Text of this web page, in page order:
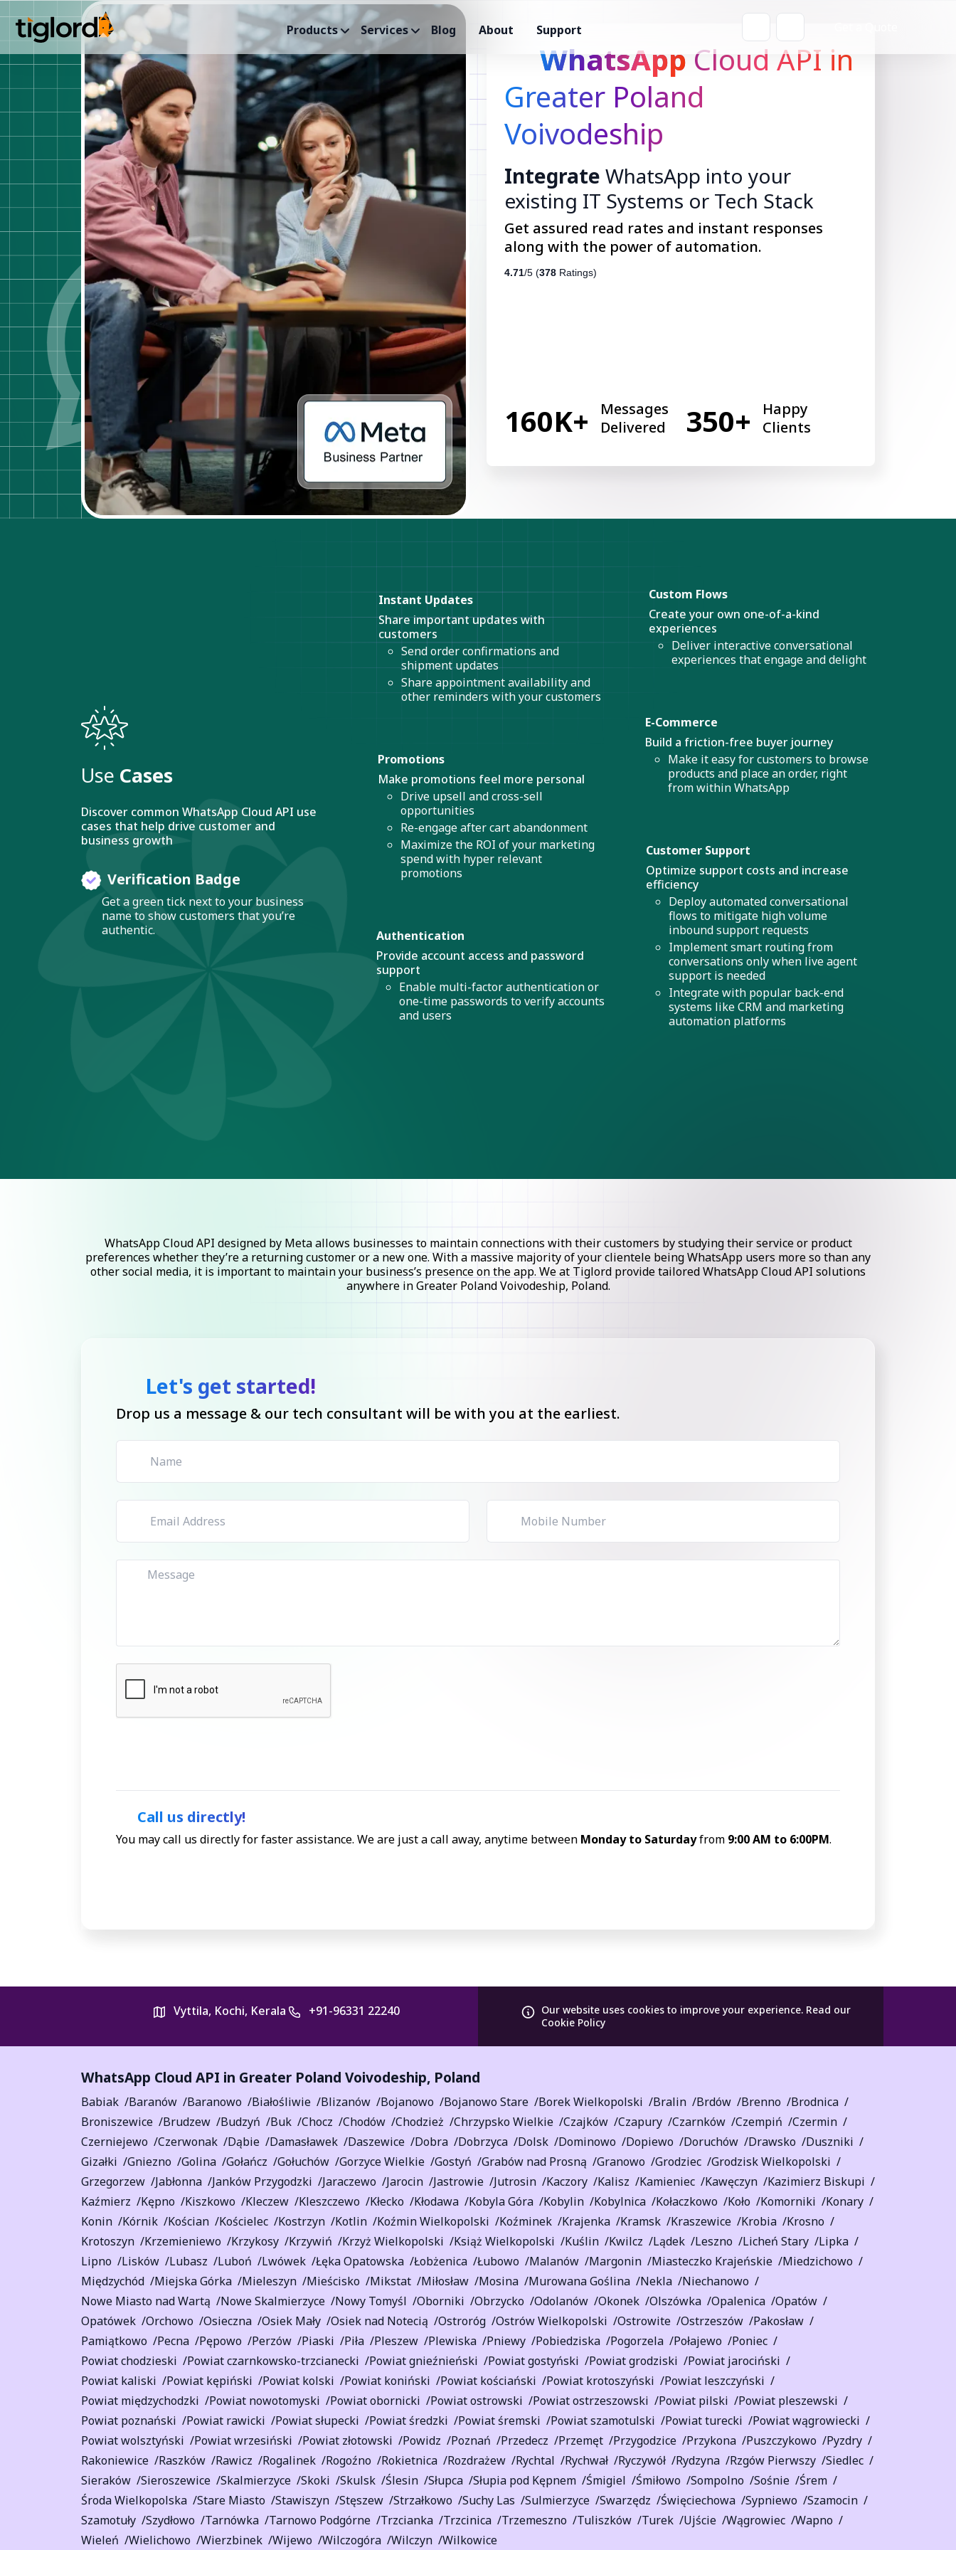
Products Services Blog About Support
WhatsApp Cloud API in
Greater Poland
Voivodeship
Integrate WhatsApp into your
existing IT Systems or Tech Stack
Get assured read rates and instant responses
along with the power of automation.
4.71/5 (378 Ratings)
160K+
Messages
Delivered
350+
Happy
Clients
Use Cases
Discover common WhatsApp Cloud API use
cases that help drive customer and
business growth
Verification Badge
Get a green tick next to your business
name to show customers that you’re
authentic.
Instant Updates
Share important updates with
customers
Send order confirmations and
shipment updates
Share appointment availability and
other reminders with your customers
Promotions
Make promotions feel more personal
Drive upsell and cross-sell
opportunities
Re-engage after cart abandonment
Maximize the ROI of your marketing
spend with hyper relevant
promotions
Authentication
Provide account access and password
support
Enable multi-factor authentication or
one-time passwords to verify accounts
and users
Custom Flows
Create your own one-of-a-kind
experiences
Deliver interactive conversational
experiences that engage and delight
E-Commerce
Build a friction-free buyer journey
Make it easy for customers to browse
products and place an order, right
from within WhatsApp
Customer Support
Optimize support costs and increase
efficiency
Deploy automated conversational
flows to mitigate high volume
inbound support requests
Implement smart routing from
conversations only when live agent
support is needed
Integrate with popular back-end
systems like CRM and marketing
automation platforms
WhatsApp Cloud API designed by Meta allows businesses to maintain connections with their customers by studying their service or product
preferences whether they’re a returning customer or a new one. With a massive majority of your clientele being WhatsApp users more so than any
other social media, it is important to maintain your business’s presence on the app. We at Tiglord provide tailored WhatsApp Cloud API solutions
anywhere in Greater Poland Voivodeship, Poland.
Let's get started!
Drop us a message & our tech consultant will be with you at the earliest.
Call us directly!
You may call us directly for faster assistance. We are just a call away, anytime between Monday to Saturdayfrom 9:00 AM to 6:00PM.
Vyttila, Kochi, Kerala +91-96331 22240 Our website uses cookies to improve your experience. Read our
Cookie Policy
WhatsApp Cloud API in Greater Poland Voivodeship, Poland
Babiak Baranów Baranowo Białośliwie Blizanów Bojanowo Bojanowo Stare Borek Wielkopolski Bralin Brdów Brenno
Brodnica
Broniszewice
Brudzew Budzyń Buk Chocz Chodów Chodzież Chrzypsko Wielkie Czajków Czapury Czarnków Czempiń
Czermin
Czerniejewo
Czerwonak Dąbie Damasławek Daszewice Dobra Dobrzyca Dolsk Dominowo Dopiewo Doruchów Drawsko
Duszniki
Gizałki
Gniezno Golina Gołańcz Gołuchów Gorzyce Wielkie Gostyń Grabów nad Prosną Granowo Grodziec
Grodzisk Wielkopolski
Grzegorzew
Jabłonna Janków Przygodzki Jaraczewo Jarocin Jastrowie Jutrosin Kaczory Kalisz Kamieniec Kawęczyn
Kazimierz Biskupi
Kaźmierz
Kępno Kiszkowo Kleczew Kleszczewo Kłecko Kłodawa Kobyla Góra Kobylin Kobylnica Kołaczkowo Koło Komorniki
Konary
Konin
Kórnik Kościan Kościelec Kostrzyn Kotlin Koźmin Wielkopolski Koźminek Krajenka Kramsk Kraszewice Krobia
Krosno
Krotoszyn
Krzemieniewo Krzykosy Krzywiń Krzyż Wielkopolski Książ Wielkopolski Kuślin Kwilcz Lądek Leszno Licheń Stary
Lipka
Lipno
Lisków Lubasz Luboń Lwówek Łęka Opatowska Łobżenica Łubowo Malanów Margonin Miasteczko Krajeńskie
Miedzichowo
Międzychód
Miejska Górka Mieleszyn Mieścisko Mikstat Miłosław Mosina Murowana Goślina Nekla
Niechanowo
Nowe Miasto nad Wartą
Nowe Skalmierzyce Nowy Tomyśl Oborniki Obrzycko Odolanów Okonek Olszówka Opalenica
Opatów
Opatówek
Orchowo Osieczna Osiek Mały Osiek nad Notecią Ostroróg Ostrów Wielkopolski Ostrowite Ostrzeszów
Pakosław
Pamiątkowo
Pecna Pępowo Perzów Piaski Piła Pleszew Plewiska Pniewy Pobiedziska Pogorzela Połajewo
Poniec
Powiat chodzieski
Powiat czarnkowsko-trzcianecki Powiat gnieźnieński Powiat gostyński Powiat grodziski
Powiat jarociński
Powiat kaliski
Powiat kępiński Powiat kolski Powiat koniński Powiat kościański Powiat krotoszyński
Powiat leszczyński
Powiat międzychodzki
Powiat nowotomyski Powiat obornicki Powiat ostrowski Powiat ostrzeszowski Powiat pilski
Powiat pleszewski
Powiat poznański
Powiat rawicki Powiat słupecki Powiat średzki Powiat śremski Powiat szamotulski Powiat turecki
Powiat wągrowiecki
Powiat wolsztyński
Powiat wrzesiński Powiat złotowski Powidz Poznań Przedecz Przemęt Przygodzice Przykona Puszczykowo
Pyzdry
Rakoniewice
Raszków Rawicz Rogalinek Rogoźno Rokietnica Rozdrażew Rychtal Rychwał Ryczywół Rydzyna Rzgów Pierwszy
Siedlec
Sieraków
Sieroszewice Skalmierzyce Skoki Skulsk Ślesin Słupca Słupia pod Kępnem Śmigiel Śmiłowo Sompolno Sośnie
Śrem
Środa Wielkopolska
Stare Miasto Stawiszyn Stęszew Strzałkowo Suchy Las Sulmierzyce Swarzędz Święciechowa Sypniewo
Szamocin
Szamotuły
Szydłowo Tarnówka Tarnowo Podgórne Trzcianka Trzcinica Trzemeszno Tuliszków Turek Ujście Wągrowiec
Wapno
Wieleń
Wielichowo Wierzbinek Wijewo Wilczogóra Wilczyn Wilkowice